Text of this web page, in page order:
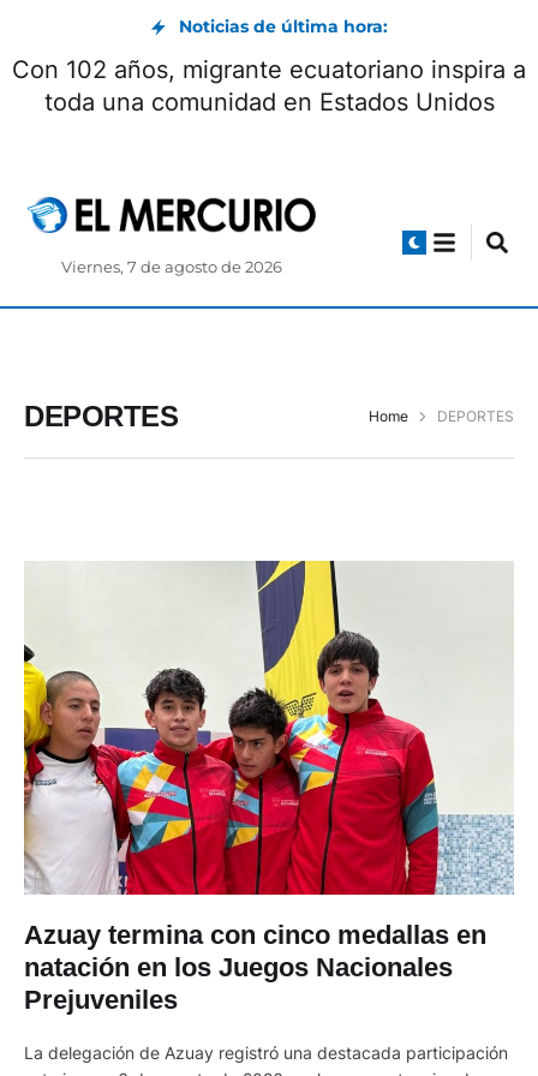
Noticias de última hora:
Con 102 años, migrante ecuatoriano inspira a
toda una comunidad en Estados Unidos
Viernes, 7 de agosto de 2026
DEPORTES Home DEPORTES
Azuay termina con cinco medallas en
natación en los Juegos Nacionales
Prejuveniles
La delegación de Azuay registró una destacada participación